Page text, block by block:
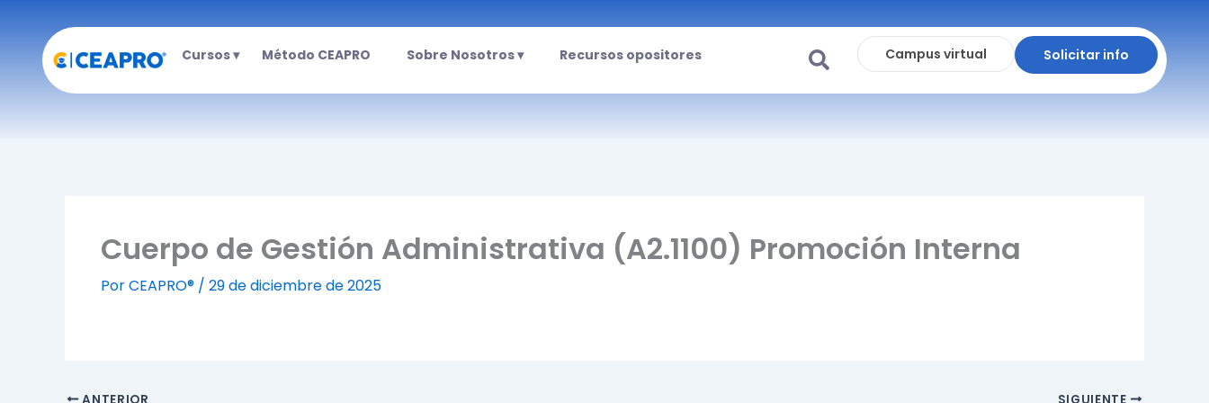
contenido
Cursos ▾ Método CEAPRO Sobre Nosotros ▾ Recursos opositores Solicitar info
Campus virtual
Cuerpo de Gestión Administrativa (A2.1100) Promoción Interna
PorCEAPRO® / 29 de diciembre de 2025
ANTERIOR SIGUIENTE